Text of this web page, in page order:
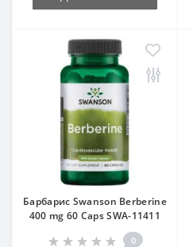
Барбарис Swanson Berberine
400 mg 60 Caps SWA-11411
0